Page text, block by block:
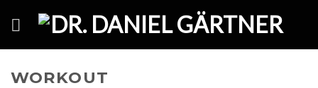
WORKOUT